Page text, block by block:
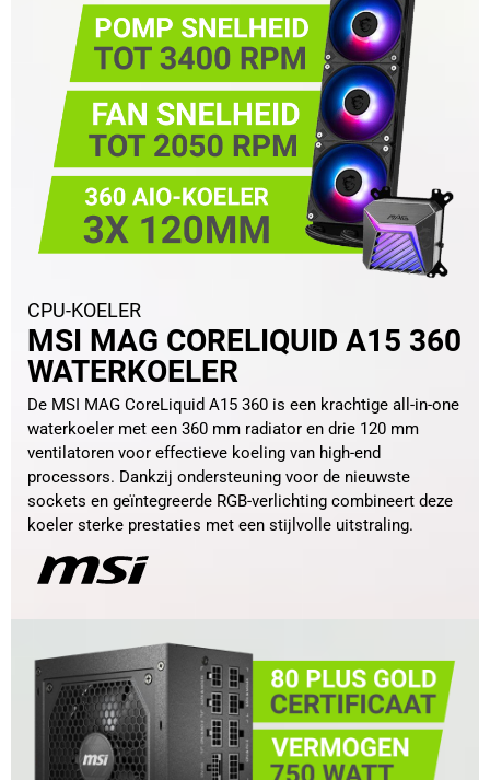
CPU-KOELER
MSI MAG CORELIQUID A15 360
WATERKOELER
De MSI MAG CoreLiquid A15 360 is een krachtige all-in-one
waterkoeler met een 360 mm radiator en drie 120 mm
ventilatoren voor effectieve koeling van high-end
processors. Dankzij ondersteuning voor de nieuwste
sockets en geïntegreerde RGB-verlichting combineert deze
koeler sterke prestaties met een stijlvolle uitstraling.